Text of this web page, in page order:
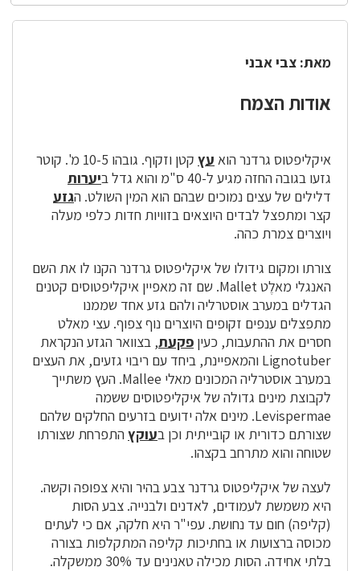
מאת: צבי אבני
אודות הצמח
איקליפטוס גרדנר הוא עץ
קטן וזקוף. גובהו 10-5 מ'. קוטר
גזעו בגובה החזה מגיע ל-40 ס"מ והוא גדל ב
יערות
דלילים של עצים נמוכים שבהם הוא המין השולט. הגזע
קצר ומתפצל לבדים היוצאים בזוויות חדות כלפי מעלה
ויוצרים צמרת כהה.
צורתו ומקום גידולו של איקליפטוס גרדנר הקנו לו את השם
האנגלי מאלֶט Mallet. שם זה מאפיין איקליפטוסים קטנים
הגדלים במערב אוסטרליה ולהם גזע אחד שממנו
מתפצלים ענפים זקופים היוצרים נוף צפוף. עצי מאלט
חסרים את ההתעבות, כעין פקעת, בצוואר הגזע הנקראת
Lignotuber והמאפיינת, ביחד עם ריבוי גזעים, את העצים
במערב אוסטרליה המכונים מאלי Mallee. העץ משתייך
לקבוצת מינים גדולה של איקליפטוסים ששמה
Levispermae. מינים אלה ידועים בזרעים החלקים שלהם
שצורתם כדורית או קובייתית וכן בעוקץ התפרחת שצורתו
שטוחה והוא מתרחב בקצהו.
לעצה של איקליפטוס גרדנר צבע בהיר והיא צפופה וקשה.
היא משמשת לעמודים, לאדנים ולבנייה. צבע הסות
(קליפה) חום עד נחושת. עפי"ר היא חלקה, אם כי לעתים
מכוסה ברצועות או בחתיכות קליפה המתקלפות בצורה
בלתי אחידה. הסות מכילה טאנינים עד 30% ממשקלה.